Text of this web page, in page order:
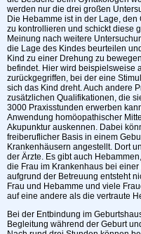
werden nur die drei großen
Die Hebamme ist in der Lage,
zu kontrollieren und schickt diese
Meinung nach weitere
die Lage des Kindes beurteilen
Kind zu einer Drehung zu
befindet. Hier wird beispielsweise
zurückgegriffen, bei der eine
sich das Kind dreht. Auch andere
zusätzlichen Qualifikationen, die
3000 Praxisstunden erwerben
Anwendung homöopathischer
Akupunktur auskennen. Dabei
freiberuflicher Basis in einem
Krankenhäusern angestellt. Dort
der Ärzte. Es gibt auch
die Frau im Krankenhaus bei
aufgrund der Betreuung entsteht
Frau und Hebamme und viele
auf eine andere als die vertraute
Bei der Entbindung im
Begleitung während der Geburt